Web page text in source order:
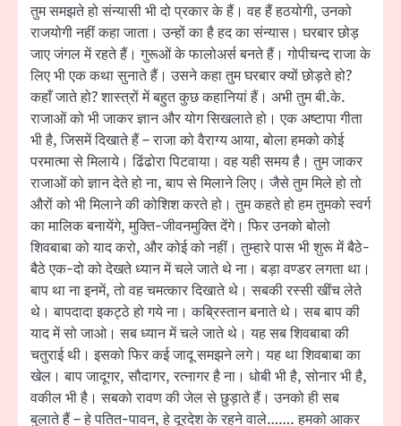
तुम समझते हो संन्यासी भी दो प्रकार के हैं। वह हैं हठयोगी, उनको
राजयोगी नहीं कहा जाता। उन्हों का है हद का संन्यास। घरबार छोड़
जाए जंगल में रहते हैं। गुरूओं के फालोअर्स बनते हैं। गोपीचन्द राजा के
लिए भी एक कथा सुनाते हैं। उसने कहा तुम घरबार क्यों छोड़ते हो?
कहाँ जाते हो? शास्त्रों में बहुत कुछ कहानियां हैं। अभी तुम बी.के.
राजाओं को भी जाकर ज्ञान और योग सिखलाते हो। एक अष्टापा गीता
भी है, जिसमें दिखाते हैं – राजा को वैराग्य आया, बोला हमको कोई
परमात्मा से मिलाये। ढिंढोरा पिटवाया। वह यही समय है। तुम जाकर
राजाओं को ज्ञान देते हो ना, बाप से मिलाने लिए। जैसे तुम मिले हो तो
औरों को भी मिलाने की कोशिश करते हो। तुम कहते हो हम तुमको स्वर्ग
का मालिक बनायेंगे, मुक्ति-जीवनमुक्ति देंगे। फिर उनको बोलो
शिवबाबा को याद करो, और कोई को नहीं। तुम्हारे पास भी शुरू में बैठे-
बैठे एक-दो को देखते ध्यान में चले जाते थे ना। बड़ा वण्डर लगता था।
बाप था ना इनमें, तो वह चमत्कार दिखाते थे। सबकी रस्सी खींच लेते
थे। बापदादा इकट्ठे हो गये ना। कब्रिस्तान बनाते थे। सब बाप की
याद में सो जाओ। सब ध्यान में चले जाते थे। यह सब शिवबाबा की
चतुराई थी। इसको फिर कई जादू समझने लगे। यह था शिवबाबा का
खेल। बाप जादूगर, सौदागर, रत्नागर है ना। धोबी भी है, सोनार भी है,
वकील भी है। सबको रावण की जेल से छुड़ाते हैं। उनको ही सब
बुलाते हैं – हे पतित-पावन, हे दूरदेश के रहने वाले……. हमको आकर